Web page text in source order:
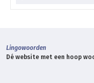
Lingowoorden
Dé website met een hoop